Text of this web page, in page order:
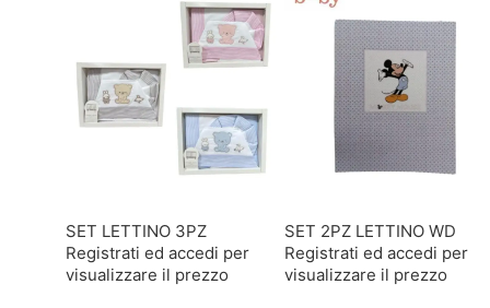
SET LETTINO 3PZ
Registrati ed accedi per
visualizzare il prezzo
SET 2PZ LETTINO WD
Registrati ed accedi per
visualizzare il prezzo